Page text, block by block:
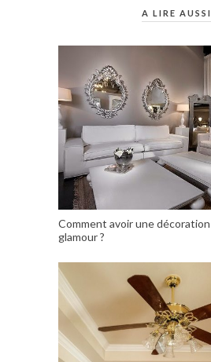
A LIRE AUSSI
Comment avoir une
glamour ?